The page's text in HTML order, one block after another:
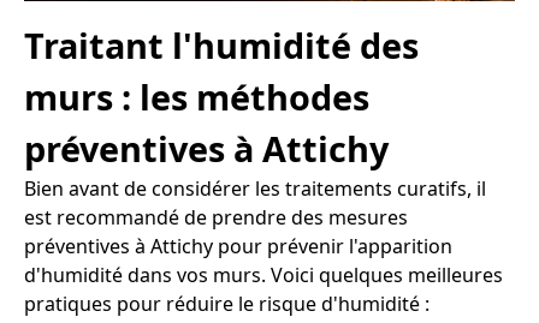
Traitant l'humidité des
murs : les méthodes
préventives à Attichy
Bien avant de considérer les traitements curatifs, il
est recommandé de prendre des mesures
préventives à Attichy pour prévenir l'apparition
d'humidité dans vos murs. Voici quelques meilleures
pratiques pour réduire le risque d'humidité :